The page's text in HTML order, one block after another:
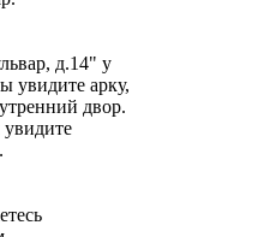
д.14" у
увидите арку,
двор.